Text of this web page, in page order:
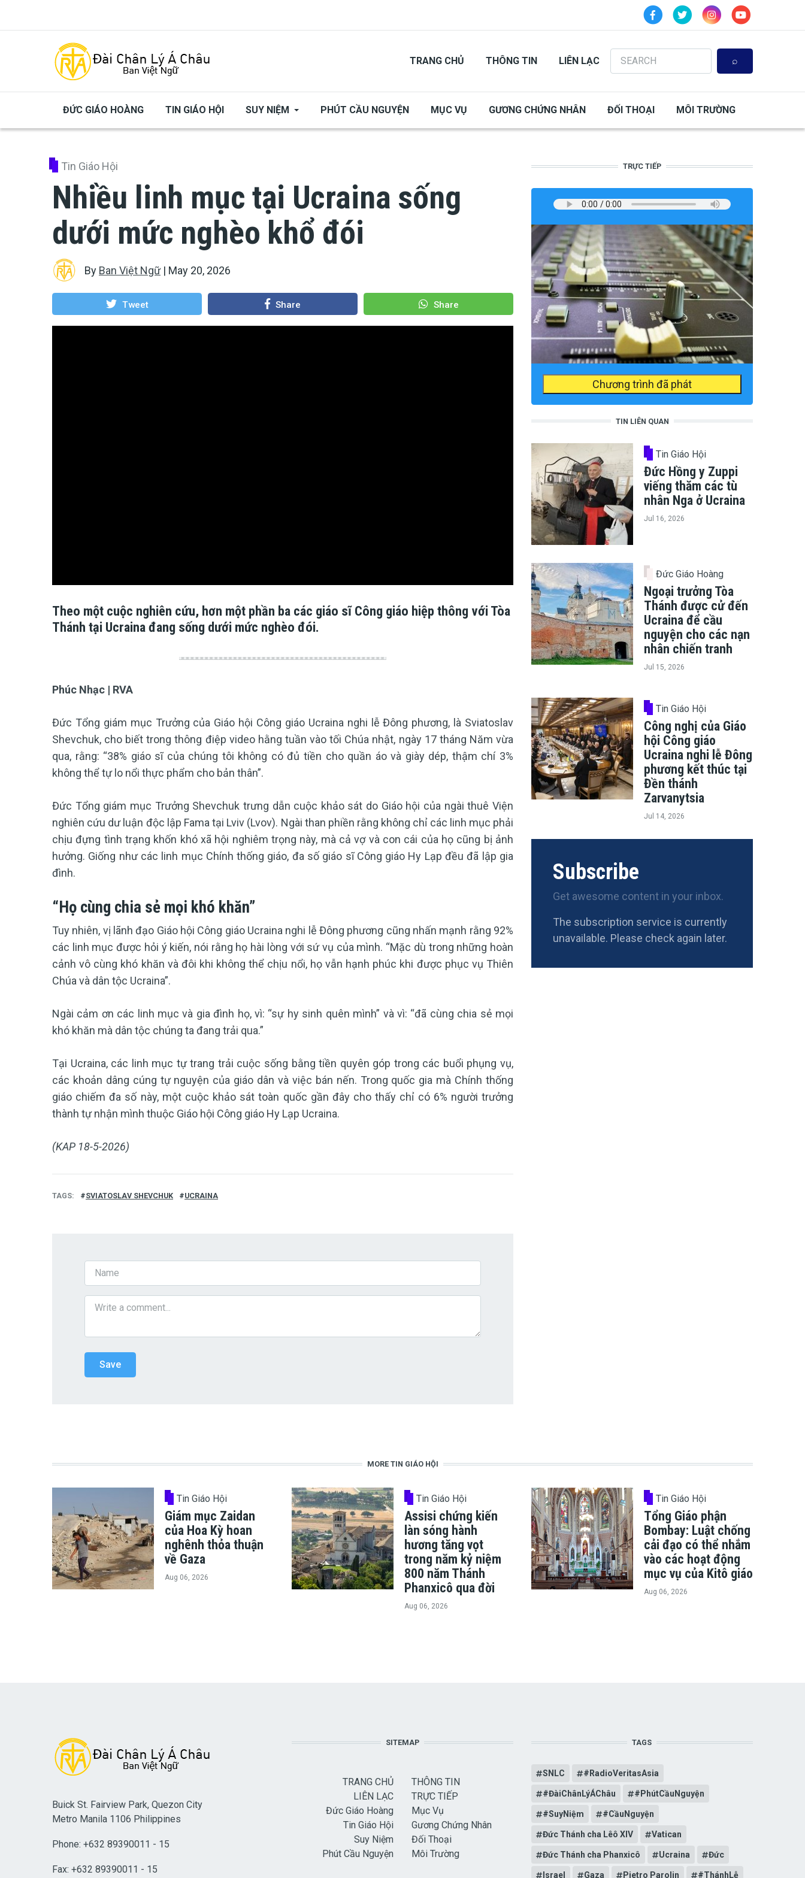
TRANG CHỦ THÔNG TIN LIÊN LẠC
Search
ĐỨC GIÁO HOÀNG TIN GIÁO HỘI SUY NIỆM PHÚT CẦU NGUYỆN MỤC VỤ GƯƠNG CHỨNG NHÂN ĐỐI THOẠI MÔI TRƯỜNG
Tin Giáo Hội
Nhiều linh mục tại Ucraina sống
dưới mức nghèo khổ đói
By Ban Việt Ngữ| May 20, 2026
Tweet Share Share
Theo một cuộc nghiên cứu, hơn một phần ba các giáo sĩ Công giáo hiệp thông với Tòa
Thánh tại Ucraina đang sống dưới mức nghèo đói.
Phúc Nhạc | RVA
Đức Tổng giám mục Trưởng của Giáo hội Công giáo Ucraina nghi lễ Đông phương, là Sviatoslav
Shevchuk, cho biết trong thông điệp video hằng tuần vào tối Chúa nhật, ngày 17 tháng Năm vừa
qua, rằng: “38% giáo sĩ của chúng tôi không có đủ tiền cho quần áo và giày dép, thậm chí 3%
không thể tự lo nổi thực phẩm cho bản thân”.
Đức Tổng giám mục Trưởng Shevchuk trưng dẫn cuộc khảo sát do Giáo hội của ngài thuê Viện
nghiên cứu dư luận độc lập Fama tại Lviv (Lvov). Ngài than phiền rằng không chỉ các linh mục phải
chịu đựng tình trạng khốn khó xã hội nghiêm trọng này, mà cả vợ và con cái của họ cũng bị ảnh
hưởng. Giống như các linh mục Chính thống giáo, đa số giáo sĩ Công giáo Hy Lạp đều đã lập gia
đình.
“Họ cùng chia sẻ mọi khó khăn”
Tuy nhiên, vị lãnh đạo Giáo hội Công giáo Ucraina nghi lễ Đông phương cũng nhấn mạnh rằng 92%
các linh mục được hỏi ý kiến, nói rằng họ hài lòng với sứ vụ của mình. “Mặc dù trong những hoàn
cảnh vô cùng khó khăn và đôi khi không thể chịu nổi, họ vẫn hạnh phúc khi được phục vụ Thiên
Chúa và dân tộc Ucraina”.
Ngài cảm ơn các linh mục và gia đình họ, vì: “sự hy sinh quên mình” và vì: “đã cùng chia sẻ mọi
khó khăn mà dân tộc chúng ta đang trải qua.”
Tại Ucraina, các linh mục tự trang trải cuộc sống bằng tiền quyên góp trong các buổi phụng vụ,
các khoản dâng cúng tự nguyện của giáo dân và việc bán nến. Trong quốc gia mà Chính thống
giáo chiếm đa số này, một cuộc khảo sát toàn quốc gần đây cho thấy chỉ có 6% người trưởng
thành tự nhận mình thuộc Giáo hội Công giáo Hy Lạp Ucraina.
(KAP 18-5-2026)
TAGS SVIATOSLAV SHEVCHUK UCRAINA
TRỰC TIẾP
Chương trình đã phát
TIN LIÊN QUAN
Tin Giáo Hội
Đức Hồng y Zuppi
viếng thăm các tù
nhân Nga ở Ucraina
Jul 16, 2026
Đức Giáo Hoàng
Ngoại trưởng Tòa
Thánh được cử đến
Ucraina để cầu
nguyện cho các nạn
nhân chiến tranh
Jul 15, 2026
Tin Giáo Hội
Công nghị của Giáo
hội Công giáo
Ucraina nghi lễ Đông
phương kết thúc tại
Đền thánh
Zarvanytsia
Jul 14, 2026
Subscribe
Get awesome content in your inbox.
The subscription service is currently
unavailable. Please check again later.
MORE TIN GIÁO HỘI
Tin Giáo Hội
Giám mục Zaidan
của Hoa Kỳ hoan
nghênh thỏa thuận
về Gaza
Aug 06, 2026
Tin Giáo Hội
Assisi chứng kiến
làn sóng hành
hương tăng vọt
trong năm kỷ niệm
800 năm Thánh
Phanxicô qua đời
Aug 06, 2026
Tin Giáo Hội
Tổng Giáo phận
Bombay: Luật chống
cải đạo có thể nhắm
vào các hoạt động
mục vụ của Kitô giáo
Aug 06, 2026
Buick St. Fairview Park, Quezon City
Metro Manila 1106 Philippines
Phone: +632 89390011 - 15
Fax: +632 89390011 - 15
SITEMAP
TRANG CHỦ
LIÊN LẠC
Đức Giáo Hoàng
Tin Giáo Hội
Suy Niệm
Phút Cầu Nguyện
THÔNG TIN
TRỰC TIẾP
Mục Vụ
Gương Chứng Nhân
Đối Thoại
Môi Trường
TAGS
SNLC #RadioVeritasAsia
#ĐàiChânLýÁChâu #PhútCầuNguyện
#SuyNiệm #CầuNguyện
Đức Thánh cha Lêô XIV Vatican
Đức Thánh cha Phanxicô Ucraina Đức
Israel Gaza Pietro Parolin #ThánhLễ